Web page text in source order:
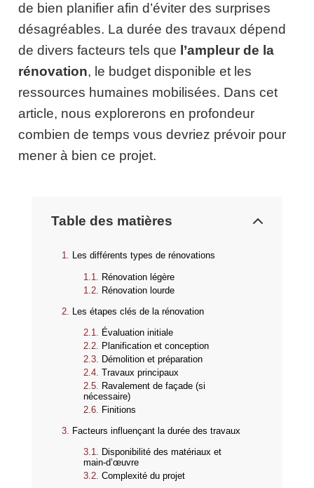
de bien planifier afin d’éviter des surprises
désagréables. La durée des travaux dépend
de divers facteurs tels que l’ampleur de la
rénovation, le budget disponible et les
ressources humaines mobilisées. Dans cet
article, nous explorerons en profondeur
combien de temps vous devriez prévoir pour
mener à bien ce projet.
Table des matières
Les différents types de rénovations
Rénovation légère
Rénovation lourde
Les étapes clés de la rénovation
Évaluation initiale
Planification et conception
Démolition et préparation
Travaux principaux
Ravalement de façade (si
nécessaire)
Finitions
Facteurs influençant la durée des travaux
Disponibilité des matériaux et
main-d’œuvre
Complexité du projet